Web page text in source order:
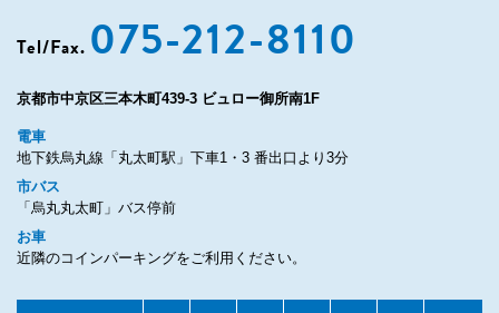
Tel/Fax. 075-212-8110
京都市中京区三本木町439-3 ビュロー御所南1F
電車
地下鉄烏丸線「丸太町駅」下車1・3 番出口より3分
市バス
「烏丸丸太町」バス停前
お車
近隣のコインパーキングをご利用ください。